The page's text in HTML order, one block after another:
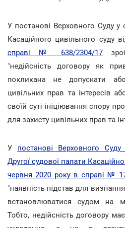
У постанові Верховного Суду у
Касаційного цивільного суду
справі № 638/2304/17
"недійсність договору як
покликана не допускати
цивільних прав та інтересів
своїй суті ініціювання спору
для захисту цивільних прав та
У постанові Верховного Суду
Другої судової палати
червня 2020 року в справі №
"наявність підстав для
встановлюватися судом на
Тобто, недійсність договору